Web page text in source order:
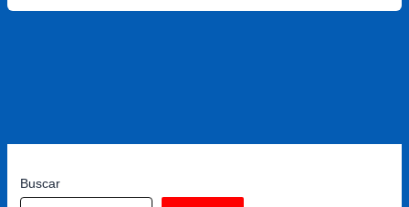
firmó
carrera
avanzó
Buscar